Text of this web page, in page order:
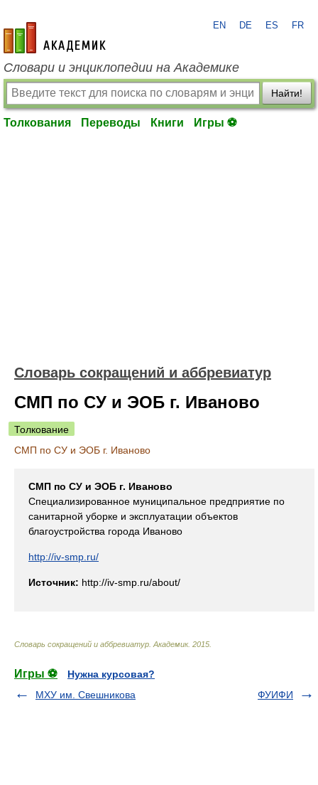
academic.ru
EN DE ES FR
Словари и энциклопедии на Академике
Найти!
Толкования Переводы Книги Игры ⚽
Словарь сокращений и аббревиатур
СМП по СУ и ЭОБ г. Иваново
Толкование
СМП по СУ и ЭОБ г. Иваново
СМП по СУ и ЭОБ г. Иваново
Специализированное муниципальное предприятие по
санитарной уборке и эксплуатации объектов
благоустройства города Иваново
http://iv-smp.ru/
Источник: http://iv-smp.ru/about/
Словарь сокращений и аббревиатур Академик. 2015
Игры ⚽
Нужна курсовая?
МХУ им. Свешникова
ФУИФИ